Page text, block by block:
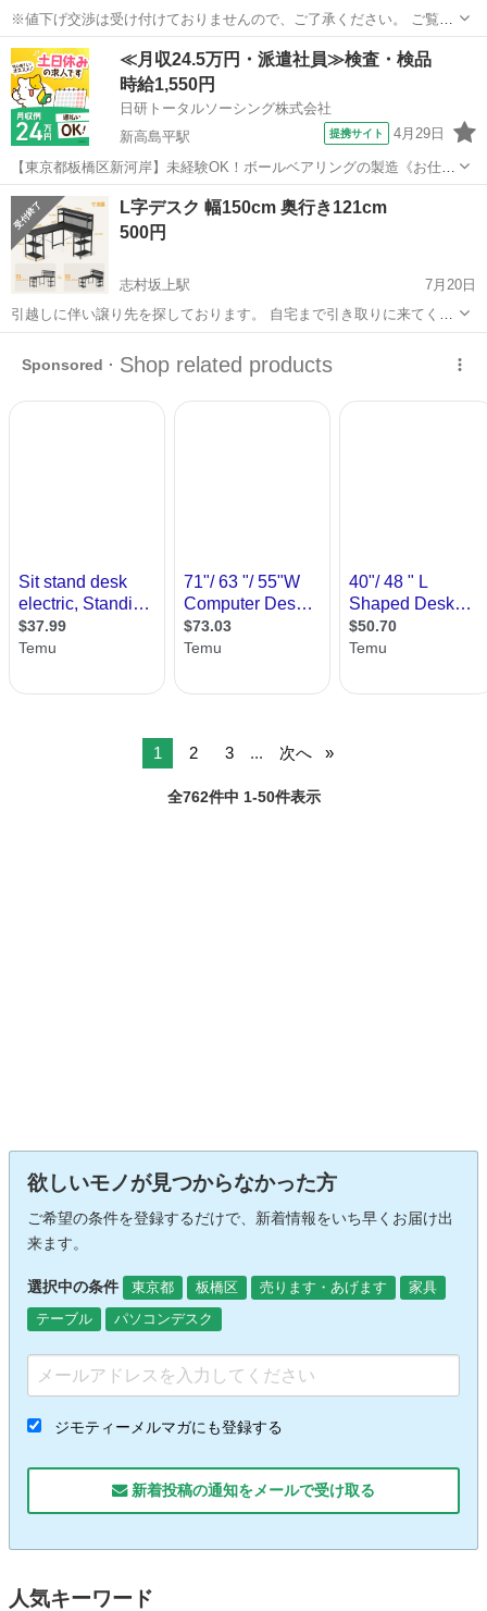
※値下げ交渉は受け付けておりませんので、ご了承ください。 ご覧い
ただきありがとうございます。 引っ越しに伴う部屋の模様替えのた
め、電動昇降デスクをお譲りします。 FlexiSpot（型番：EN1）の昇降
脚に、杉合板（10...
東京 板橋区 浮間舟渡駅 テーブル
≪月収24.5万円・派遣社員≫検査・検品
時給1,550円
日研トータルソーシング株式会社
新高島平駅
提携サイト 4月29日
【東京都板橋区新河岸】未経験OK！ボールベアリングの製造《お仕事
No.5A380-JS》 お仕事について ミニチュアボールベアリングの製造
（研削・磨き・検査）加工機オペレーター及び付随作業。 ※業務の変
更、就業場所の変更...
東京 新高島平駅
L字デスク 幅150cm 奥行き121cm
500円
志村坂上駅
7月20日
引越しに伴い譲り先を探しております。 自宅まで引き取りに来てくだ
さる方のみよろしくお願いします。 日時ですが、25日に来れる方でお
願いいたします。 2025年に購入しています。 傷なども特になく、比
1 2 3 ... 次へ
全762件中 1-50件表示
欲しいモノが見つからなかった方
ご希望の条件を登録するだけで、新着情報をいち早くお届け出
来ます。
選択中の条件 東京都 板橋区 売ります・あげます
家具
テーブル
パソコンデスク
ジモティーメルマガにも登録する
新着投稿の通知をメールで受け取る
人気キーワード